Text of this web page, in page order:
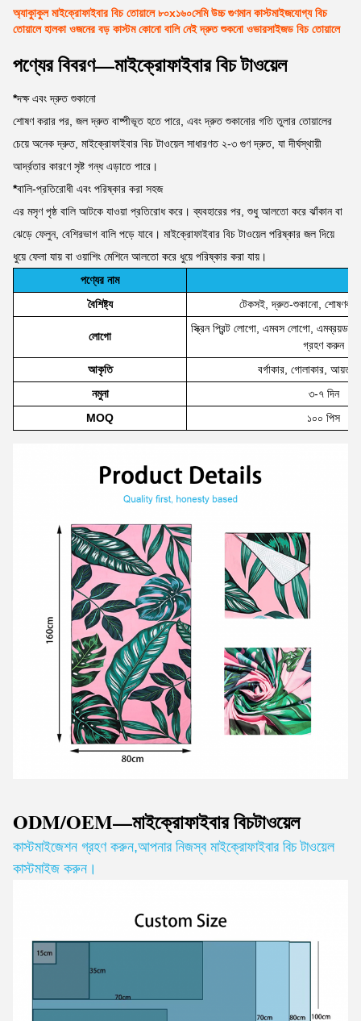
অ্যাকুাকুল মাইক্রোফাইবার বিচ তোয়ালে ৮০x১৬০সেমি উচ্চ গুণমান কাস্টমাইজযোগ্য বিচ
তোয়ালে হালকা ওজনের বড় কাস্টম কোনো বালি নেই দ্রুত শুকনো ওভারসাইজড বিচ তোয়ালে
পণ্যের বিবরণ—মাইক্রোফাইবার বিচ টাওয়েল
*দক্ষ এবং দ্রুত শুকানো
শোষণ করার পর, জল দ্রুত বাষ্পীভূত হতে পারে, এবং দ্রুত শুকানোর গতি তুলার তোয়ালের
চেয়ে অনেক দ্রুত, মাইক্রোফাইবার বিচ টাওয়েল সাধারণত ২-৩ গুণ দ্রুত, যা দীর্ঘস্থায়ী
আর্দ্রতার কারণে সৃষ্ট গন্ধ এড়াতে পারে।
*বালি-প্রতিরোধী এবং পরিষ্কার করা সহজ
এর মসৃণ পৃষ্ঠ বালি আটকে যাওয়া প্রতিরোধ করে। ব্যবহারের পর, শুধু আলতো করে ঝাঁকান বা
ঝেড়ে ফেলুন, বেশিরভাগ বালি পড়ে যাবে। মাইক্রোফাইবার বিচ টাওয়েল পরিষ্কার জল দিয়ে
ধুয়ে ফেলা যায় বা ওয়াশিং মেশিনে আলতো করে ধুয়ে পরিষ্কার করা যায়।
পণ্যের নাম
বৈশিষ্ট্য
টেকসই, দ্রুত-শুকানো,
লোগো
স্ক্রিন প্রিন্ট লোগো, এমবস লোগো,
গ্রহণ করুন
আকৃতি
বর্গাকার, গোলাকার,
নমুনা
৩-৭ দিন
MOQ
১০০ পিস
ODM/OEM—মাইক্রোফাইবার বিচটাওয়েল
কাস্টমাইজেশন গ্রহণ করুন,আপনার নিজস্ব মাইক্রোফাইবার বিচ টাওয়েল
কাস্টমাইজ করুন।